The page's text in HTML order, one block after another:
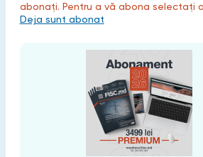
abonați. Pentru a vă abona selectați
Deja sunt abonat